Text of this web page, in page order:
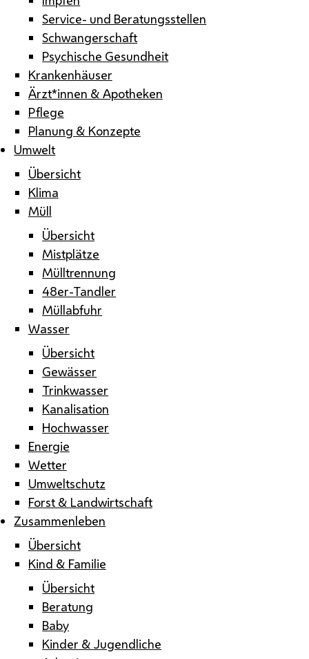
Service- und Beratungsstellen
Schwangerschaft
Psychische Gesundheit
Krankenhäuser
Ärzt*innen & Apotheken
Pflege
Planung & Konzepte
Umwelt
Übersicht
Klima
Müll
Übersicht
Mistplätze
Mülltrennung
48er-Tandler
Müllabfuhr
Wasser
Übersicht
Gewässer
Trinkwasser
Kanalisation
Hochwasser
Energie
Wetter
Umweltschutz
Forst & Landwirtschaft
Zusammenleben
Übersicht
Kind & Familie
Übersicht
Beratung
Baby
Kinder & Jugendliche